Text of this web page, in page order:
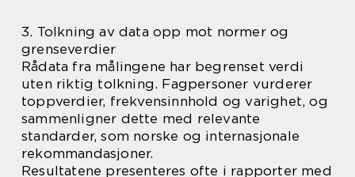
3. Tolkning av data opp mot normer og
grenseverdier
Rådata fra målingene har begrenset verdi
uten riktig tolkning. Fagpersoner vurderer
toppverdier, frekvensinnhold og varighet, og
sammenligner dette med relevante
standarder, som norske og internasjonale
rekommandasjoner.
Resultatene presenteres ofte i rapporter med